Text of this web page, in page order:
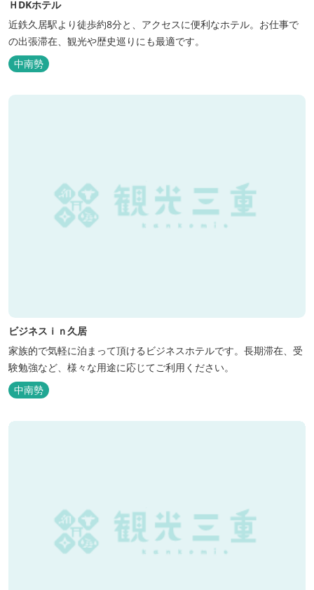
ＨDKホテル
近鉄久居駅より徒歩約8分と、アクセスに便利なホテル。お仕事で
の出張滞在、観光や歴史巡りにも最適です。
中南勢
ビジネスｉｎ久居
家族的で気軽に泊まって頂けるビジネスホテルです。長期滞在、受
験勉強など、様々な用途に応じてご利用ください。
中南勢